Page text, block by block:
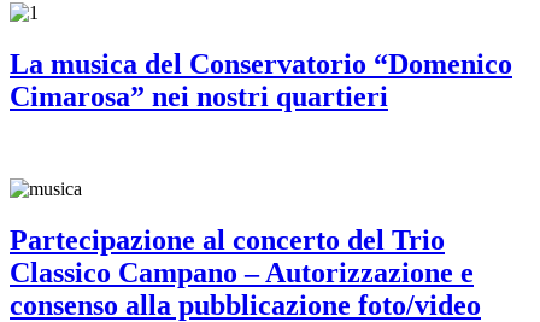
La musica del Conservatorio “Domenico
Cimarosa” nei nostri quartieri
Partecipazione al concerto del Trio
Classico Campano – Autorizzazione e
consenso alla pubblicazione foto/video